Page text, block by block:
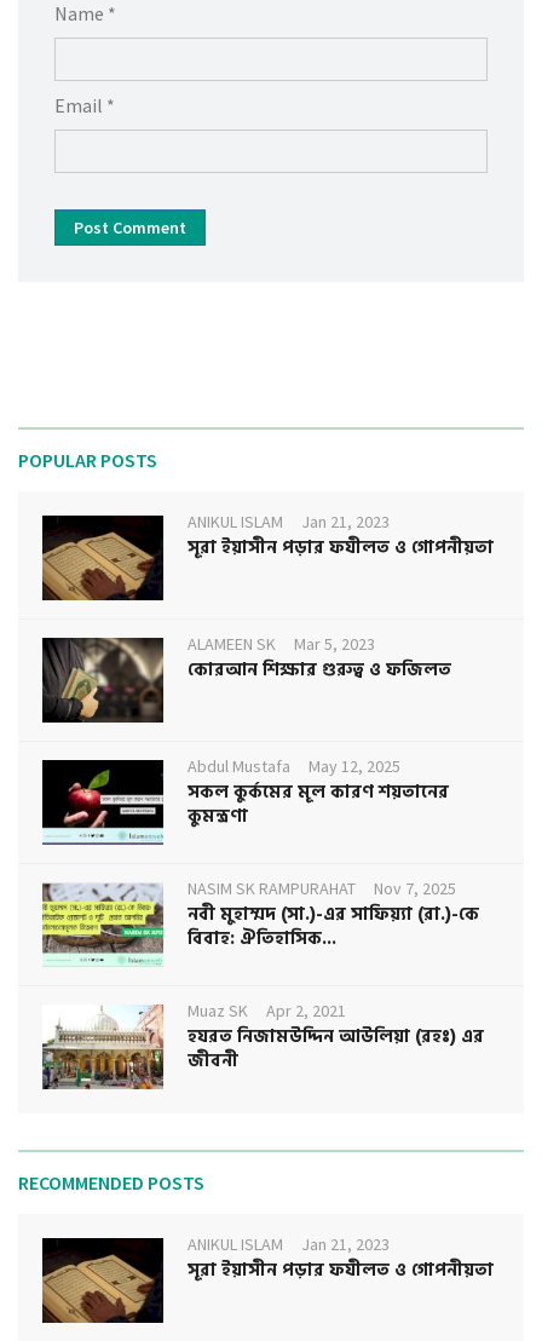
Name *
Email *
Post Comment
POPULAR POSTS
ANIKUL ISLAM Jan 21, 2023
সূরা ইয়াসীন পড়ার ফযীলত ও গোপনীয়তা
ALAMEEN SK Mar 5, 2023
কোরআন শিক্ষার গুরুত্ব ও ফজিলত
Abdul Mustafa May 12, 2025
সকল কুর্কমের মূল কারণ শয়তানের
কুমন্ত্রণা
NASIM SK RAMPURAHAT Nov 7, 2025
নবী মুহাম্মদ (সা.)-এর সাফিয়্যা (রা.)-কে
বিবাহ: ঐতিহাসিক...
Muaz SK Apr 2, 2021
হযরত নিজামউদ্দিন আউলিয়া (রহঃ) এর
জীবনী
RECOMMENDED POSTS
ANIKUL ISLAM Jan 21, 2023
সূরা ইয়াসীন পড়ার ফযীলত ও গোপনীয়তা